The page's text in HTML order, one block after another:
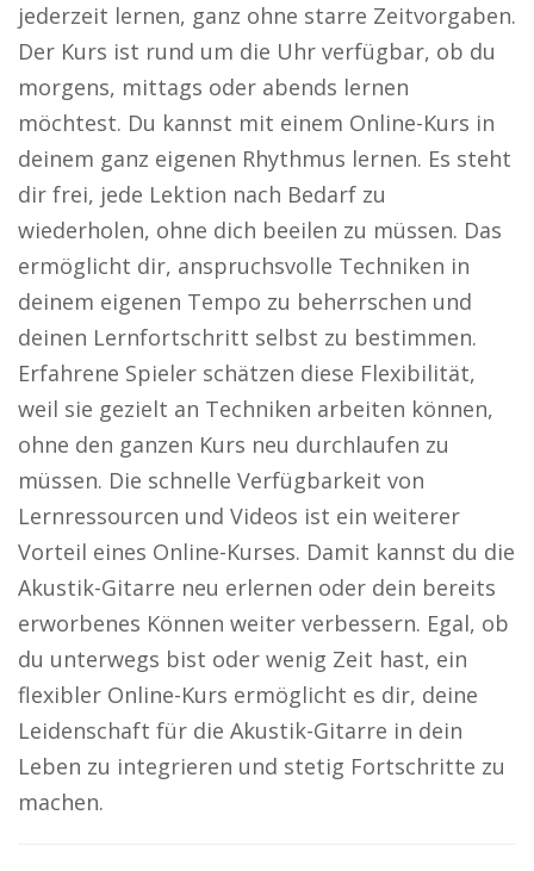
jederzeit lernen, ganz ohne starre Zeitvorgaben.
Der Kurs ist rund um die Uhr verfügbar, ob du
morgens, mittags oder abends lernen
möchtest. Du kannst mit einem Online-Kurs in
deinem ganz eigenen Rhythmus lernen. Es steht
dir frei, jede Lektion nach Bedarf zu
wiederholen, ohne dich beeilen zu müssen. Das
ermöglicht dir, anspruchsvolle Techniken in
deinem eigenen Tempo zu beherrschen und
deinen Lernfortschritt selbst zu bestimmen.
Erfahrene Spieler schätzen diese Flexibilität,
weil sie gezielt an Techniken arbeiten können,
ohne den ganzen Kurs neu durchlaufen zu
müssen. Die schnelle Verfügbarkeit von
Lernressourcen und Videos ist ein weiterer
Vorteil eines Online-Kurses. Damit kannst du die
Akustik-Gitarre neu erlernen oder dein bereits
erworbenes Können weiter verbessern. Egal, ob
du unterwegs bist oder wenig Zeit hast, ein
flexibler Online-Kurs ermöglicht es dir, deine
Leidenschaft für die Akustik-Gitarre in dein
Leben zu integrieren und stetig Fortschritte zu
machen.